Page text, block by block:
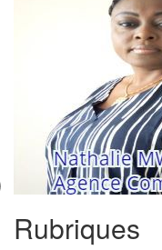
Rubriques